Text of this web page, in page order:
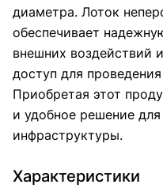
диаметра. Лоток
обеспечивает
внешних воздействий
доступ для
Приобретая этот
и удобное решение
инфраструктуры.
Характеристики